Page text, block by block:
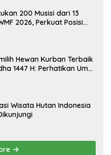
200 Musisi dari 13
2026, Perkuat Posisi
Hewan Kurban Terbaik
1447 H: Perhatikan Umur
Wisata Hutan Indonesia